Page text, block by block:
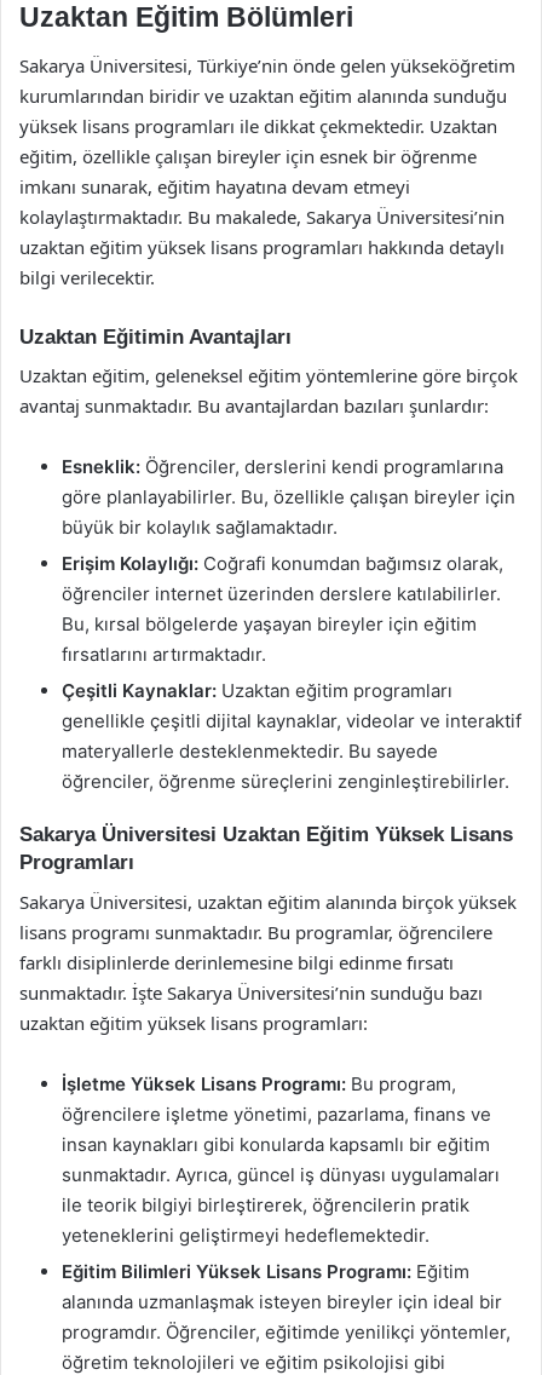
Uzaktan Eğitim Bölümleri
Sakarya Üniversitesi, Türkiye’nin önde gelen yükseköğretim
kurumlarından biridir ve uzaktan eğitim alanında sunduğu
yüksek lisans programları ile dikkat çekmektedir. Uzaktan
eğitim, özellikle çalışan bireyler için esnek bir öğrenme
imkanı sunarak, eğitim hayatına devam etmeyi
kolaylaştırmaktadır. Bu makalede, Sakarya Üniversitesi’nin
uzaktan eğitim yüksek lisans programları hakkında detaylı
bilgi verilecektir.
Uzaktan Eğitimin Avantajları
Uzaktan eğitim, geleneksel eğitim yöntemlerine göre birçok
avantaj sunmaktadır. Bu avantajlardan bazıları şunlardır:
Esneklik: Öğrenciler, derslerini kendi programlarına
göre planlayabilirler. Bu, özellikle çalışan bireyler için
büyük bir kolaylık sağlamaktadır.
Erişim Kolaylığı: Coğrafi konumdan bağımsız olarak,
öğrenciler internet üzerinden derslere katılabilirler.
Bu, kırsal bölgelerde yaşayan bireyler için eğitim
fırsatlarını artırmaktadır.
Çeşitli Kaynaklar: Uzaktan eğitim programları
genellikle çeşitli dijital kaynaklar, videolar ve interaktif
materyallerle desteklenmektedir. Bu sayede
öğrenciler, öğrenme süreçlerini zenginleştirebilirler.
Sakarya Üniversitesi Uzaktan Eğitim Yüksek Lisans
Programları
Sakarya Üniversitesi, uzaktan eğitim alanında birçok yüksek
lisans programı sunmaktadır. Bu programlar, öğrencilere
farklı disiplinlerde derinlemesine bilgi edinme fırsatı
sunmaktadır. İşte Sakarya Üniversitesi’nin sunduğu bazı
uzaktan eğitim yüksek lisans programları:
İşletme Yüksek Lisans Programı: Bu program,
öğrencilere işletme yönetimi, pazarlama, finans ve
insan kaynakları gibi konularda kapsamlı bir eğitim
sunmaktadır. Ayrıca, güncel iş dünyası uygulamaları
ile teorik bilgiyi birleştirerek, öğrencilerin pratik
yeteneklerini geliştirmeyi hedeflemektedir.
Eğitim Bilimleri Yüksek Lisans Programı: Eğitim
alanında uzmanlaşmak isteyen bireyler için ideal bir
programdır. Öğrenciler, eğitimde yenilikçi yöntemler,
öğretim teknolojileri ve eğitim psikolojisi gibi